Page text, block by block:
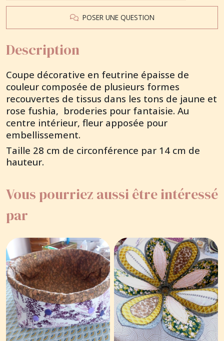
POSER UNE QUESTION
Description
Coupe décorative en feutrine épaisse de
couleur composée de plusieurs formes
recouvertes de tissus dans les tons de jaune et
rose fushia, broderies pour fantaisie. Au
centre intérieur, fleur apposée pour
embellissement.
Taille 28 cm de circonférence par 14 cm de
hauteur.
Vous pourriez aussi être intéressé
par